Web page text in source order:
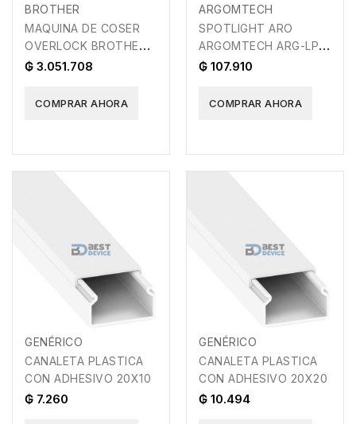
BROTHER
MAQUINA DE COSER
OVERLOCK BROTHER
3534DTPA
₲ 3.051.708
COMPRAR AHORA
ARGOMTECH
SPOTLIGHT ARO
ARGOMTECH ARG-LP-
9315BK CON TRIPODE
CELULAR
₲ 107.910
COMPRAR AHORA
GENÉRICO
CANALETA PLASTICA
CON ADHESIVO 20X10
₲ 7.260
GENÉRICO
CANALETA PLASTICA
CON ADHESIVO 20X20
₲ 10.494